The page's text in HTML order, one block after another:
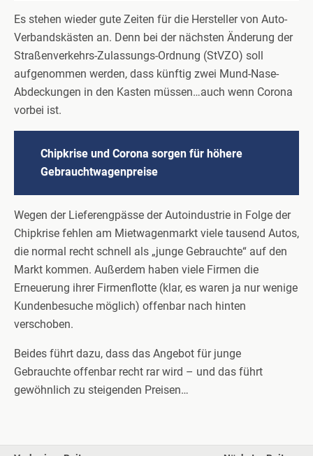
Es stehen wieder gute Zeiten für die Hersteller von Auto-
Verbandskästen an. Denn bei der nächsten Änderung der
Straßenverkehrs-Zulassungs-Ordnung (StVZO) soll
aufgenommen werden, dass künftig zwei Mund-Nase-
Abdeckungen in den Kasten müssen…auch wenn Corona
vorbei ist.
Chipkrise und Corona sorgen für höhere
Gebrauchtwagenpreise
Wegen der Lieferengpässe der Autoindustrie in Folge der
Chipkrise fehlen am Mietwagenmarkt viele tausend Autos,
die normal recht schnell als „junge Gebrauchte“ auf den
Markt kommen. Außerdem haben viele Firmen die
Erneuerung ihrer Firmenflotte (klar, es waren ja nur wenige
Kundenbesuche möglich) offenbar nach hinten
verschoben.
Beides führt dazu, dass das Angebot für junge
Gebrauchte offenbar recht rar wird – und das führt
gewöhnlich zu steigenden Preisen…